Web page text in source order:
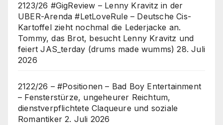
2123/26 #GigReview – Lenny Kravitz in der
UBER-Arenda #LetLoveRule – Deutsche Cis-
Kartoffel zieht nochmal die Lederjacke an.
Tommy, das Brot, besucht Lenny Kravitz und
feiert JAS_terday (drums made wumms) 28. Juli
2026
2122/26 – #Positionen – Bad Boy Entertainment
– Fensterstürze, ungeheurer Reichtum,
dienstverpflichtete Claqueure und soziale
Romantiker 2. Juli 2026